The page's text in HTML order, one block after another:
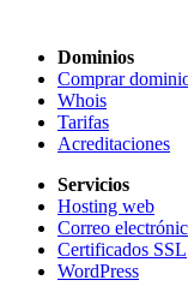
Dominios
Comprar
Whois
Tarifas
Acreditaciones
Servicios
Hosting web
Correo
Certificados SSL
WordPress